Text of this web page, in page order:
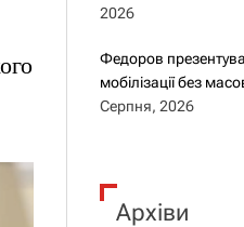
2026
Федоров
мобілізації без
Серпня, 2026
Архіви